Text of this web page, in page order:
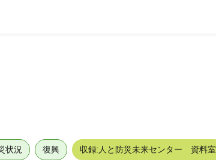
状況 復興 収録:人と防災未来センター 資料室